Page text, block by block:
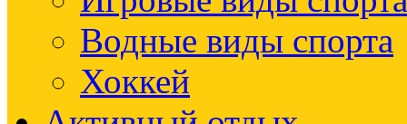
Водные виды спорта
Хоккей